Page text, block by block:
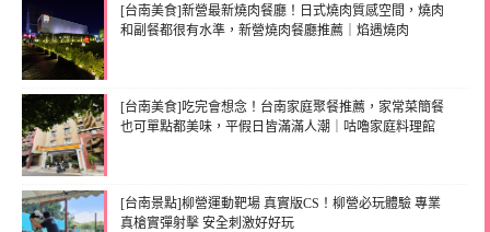
[台南美食]新營最新燒肉餐廳！日式燒肉質感空間，燒肉
和副餐都很有水準，新營燒肉餐廳推薦｜焰遇燒肉
[台南美食]吃完會想念！台南家庭聚餐推薦，家常菜簡餐
也可單點都美味，平假日皆滿滿人潮｜咕嚕家庭料理館
[台南景點]柳營運動靶場 真實版CS！柳營必玩體驗 專業
真槍實彈射擊 安全刺激好好玩